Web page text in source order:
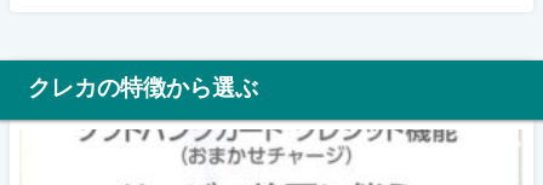
クレカの特徴から選ぶ